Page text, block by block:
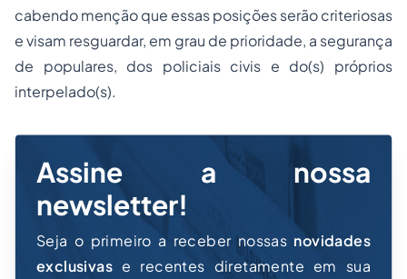
cabendo menção que essas posições serão criteriosas
e visam resguardar, em grau de prioridade, a segurança
de populares, dos policiais civis e do(s) próprios
interpelado(s).
Assine a nossa
newsletter!
Seja o primeiro a receber nossas novidades
exclusivas e recentes diretamente em sua